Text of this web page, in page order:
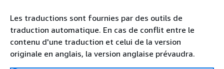
Les traductions sont fournies par des outils de
traduction automatique. En cas de conflit entre le
contenu d'une traduction et celui de la version
originale en anglais, la version anglaise prévaudra.